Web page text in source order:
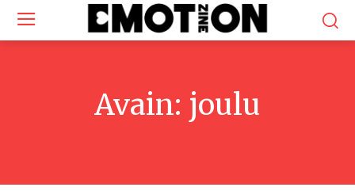
Avain: joulu